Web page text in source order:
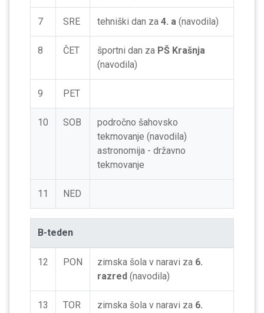
7 SRE tehniški dan za 4. a (navodila)
8 ČET športni dan za PŠ Krašnja
(navodila)
9 PET
10 SOB
področno šahovsko
tekmovanje (navodila)
astronomija - državno
tekmovanje
11 NED
B-teden
12 PON zimska šola v naravi za 6.
razred (navodila)
13 TOR zimska šola v naravi za 6.